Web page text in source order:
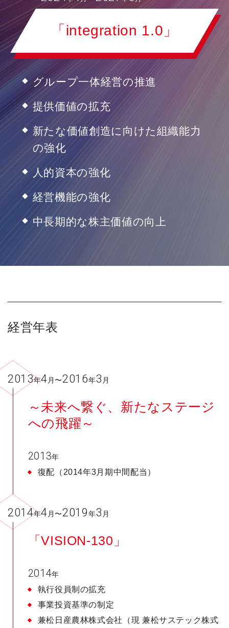
「integration 1.0」
グループ一体経営の推進
提供価値の拡充
新たな価値創造に向けた組織能力
の強化
人的資本の強化
経営機能の強化
中長期的な株主価値の向上
経営年表
2013年4月〜2016年3 月
～未来へ繋ぐ、新たなステージ
への飛躍～
2013年
復配（2014年3月期中間配当）
2014年4月〜2019年3 月
「VISION-130」
2014年
執行役員制の拡充
事業投資基準の制定
兼松日産農林株式会社（現 兼松サステック株式